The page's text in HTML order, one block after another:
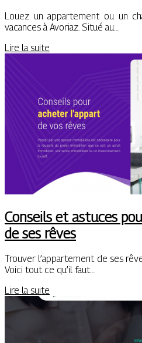
Louez un appartement ou un
vacances à Avoriaz. Situé au…
Lire la suite
Conseils et astuces
de ses rêves
Trouver l’appartement de ses
Voici tout ce qu’il faut…
Lire la suite